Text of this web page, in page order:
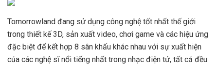
Tomorrowland đang sử dụng công nghệ tốt nhất thế giới
trong thiết kế 3D, sản xuất video, chơi game và các hiệu ứng
đặc biệt để kết hợp 8 sân khấu khác nhau với sự xuất hiện
của các nghệ sĩ nổi tiếng nhất trong nhạc điện tử, tất cả đều